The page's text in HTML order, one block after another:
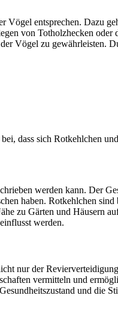
Vögel entsprechen. Dazu
von Totholzhecken
Vögel zu gewährleisten.
dass sich Rotkehlchen
werden kann. Der
haben. Rotkehlchen
zu Gärten und Häusern
werden.
nur der
vermitteln und
und die